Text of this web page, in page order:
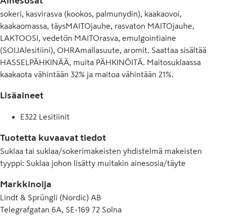
sokeri, kasvirasva (kookos, palmunydin), kaakaovoi,
kaakaomassa, täysMAITOjauhe, rasvaton MAITOjauhe,
LAKTOOSI, vedetön MAITOrasva, emulgointiaine
(SOIJAlesitiini), OHRAmallasuute, aromit. Saattaa sisältää
HASSELPÄHKINÄÄ, muita PÄHKINÖITÄ. Maitosuklaassa
kaakaota vähintään 32% ja maitoa vähintään 21%.
Lisäaineet
E322 Lesitiinit
Tuotetta kuvaavat tiedot
Suklaa tai suklaa/sokerimakeisten yhdistelmä makeisten
tyyppi: Suklaa johon lisätty muitakin ainesosia/täyte
Markkinoija
Lindt & Sprüngli (Nordic) AB
Telegrafgatan 6A, SE-169 72 Solna